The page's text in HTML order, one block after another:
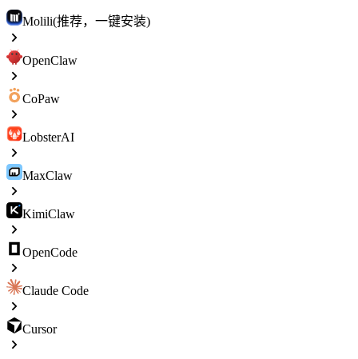
Molili(推荐，一键安装)
OpenClaw
CoPaw
LobsterAI
MaxClaw
KimiClaw
OpenCode
Claude Code
Cursor